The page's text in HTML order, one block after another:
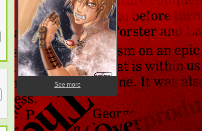
See more